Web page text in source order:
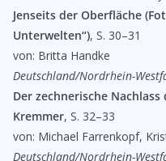
Jenseits der Oberfläche
Unterwelten“), S. 30–31
von: Britta Handke
Deutschland/Nordrhein-
Der zechnerische
Kremmer, S. 32–33
von: Michael Farrenkopf,
Deutschland/Nordrhein-